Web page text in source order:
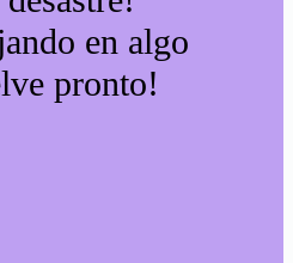
en algo
pronto!